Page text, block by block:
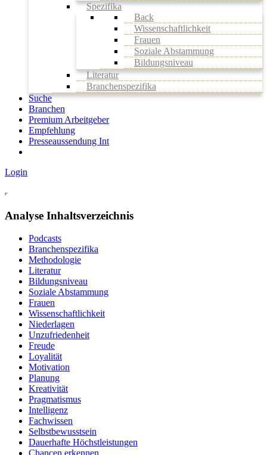
Spezifika
Back
Wissenschaftlichkeit
Frauen
Soziale Abstammung
Bildungsniveau
Literatur
Branchenspezifika
Suche
Branchen
Premium Arbeitgeber
Empfehlung
Presseaussendung Int
Login
Analyse Inhaltsverzeichnis
Podcasts
Branchenspezifika
Methodologie
Literatur
Bildungsniveau
Soziale Abstammung
Frauen
Wissenschaftlichkeit
Niederlagen
Unzufriedenheit
Freude
Loyalität
Motivation
Planung
Kreativität
Pragmatismus
Intelligenz
Fachwissen
Selbstbewusstsein
Dauerhafte Höchstleistungen